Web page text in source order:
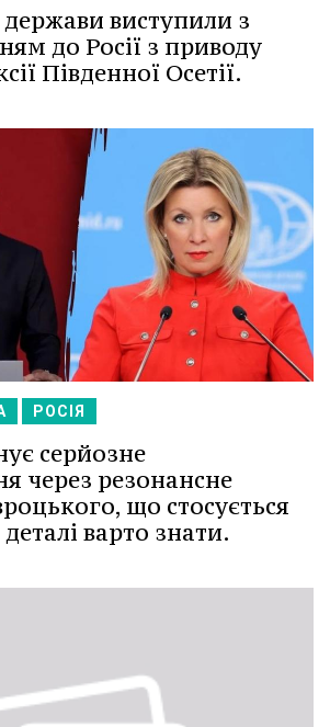
держави виступили з
до Росії з приводу
Південної Осетії.
РОСІЯ
серйозне
через резонансне
що стосується
варто знати.